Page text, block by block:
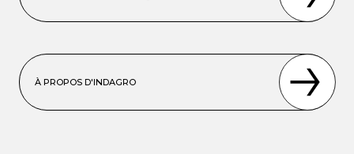
À PROPOS D'INDAGRO